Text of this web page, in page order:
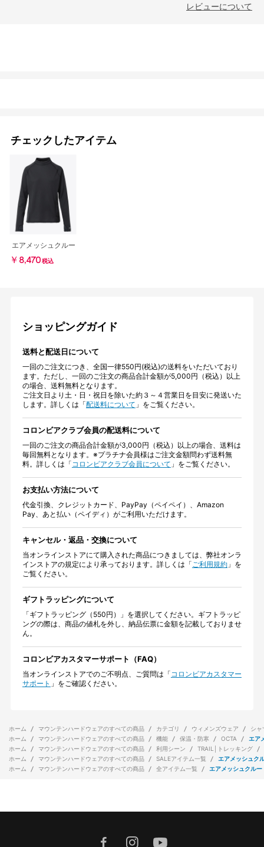
レビューについて
チェックしたアイテム
エアメッシュクルー
￥8,470 税込
ショッピングガイド
送料と配送日について
一回のご注文につき、全国一律550円(税込)の送料をいただいており
ます。ただし、一回のご注文の商品合計金額が5,000円（税込）以上
の場合、送料無料となります。
ご注文日より土・日・祝日を除いた約３～４営業日を目安に発送いた
します。詳しくは「配送料について 」をご覧ください。
コロンビアクラブ会員の配送料について
一回のご注文の商品合計金額が3,000円（税込）以上の場合、送料は
毎回無料となります。※プラチナ会員様はご注文金額問わず送料無
料。詳しくは「コロンビアクラブ会員について 」をご覧ください。
お支払い方法について
代金引換、クレジットカード、PayPay（ペイペイ）、Amazon
Pay、あと払い（ペイディ）がご利用いただけます。
キャンセル・返品・交換について
当オンラインストアにて購入された商品につきましては、弊社オンラ
インストアの規定により承っております。詳しくは「ご利用規約」を
ご覧ください。
ギフトラッピングについて
「ギフトラッピング（550円）」を選択してください。ギフトラッピ
ングの際は、商品の値札を外し、納品伝票に金額を記載しておりませ
ん。
コロンビアカスタマーサポート（FAQ）
当オンラインストアでのご不明点、ご質問は「コロンビアカスタマー
サポート 」をご確認ください。
ホーム マウンテンハードウェアのすべての商品 カテゴリ ウィメンズウェア
シャ
ホーム
マウンテンハードウェアのすべての商品 機能 保温・防寒 OCTA
エア
ホーム
マウンテンハードウェアのすべての商品 利用シーン
TRAIL│トレッキング
ホーム
マウンテンハードウェアのすべての商品 SALEアイテム一覧
エアメッシュク
ホーム
マウンテンハードウェアのすべての商品 全アイテム一覧 エアメッシュクルー
facebookinstagram